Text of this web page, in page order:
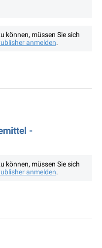
können, müssen Sie sich
anmelden.
-
können, müssen Sie sich
anmelden.